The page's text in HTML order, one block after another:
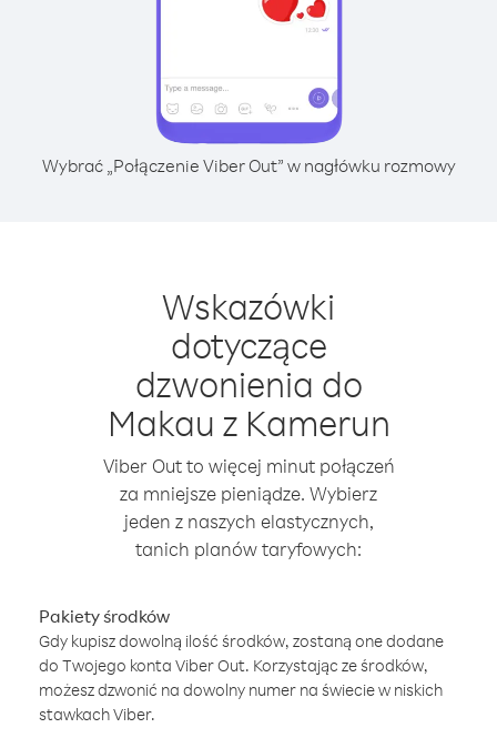
Wybrać „Połączenie Viber Out” w nagłówku rozmowy
Wskazówki
dotyczące
dzwonienia do
Makau z Kamerun
Viber Out to więcej minut połączeń
za mniejsze pieniądze. Wybierz
jeden z naszych elastycznych,
tanich planów taryfowych:
Pakiety środków
Gdy kupisz dowolną ilość środków, zostaną one dodane
do Twojego konta Viber Out. Korzystając ze środków,
możesz dzwonić na dowolny numer na świecie w niskich
stawkach Viber.